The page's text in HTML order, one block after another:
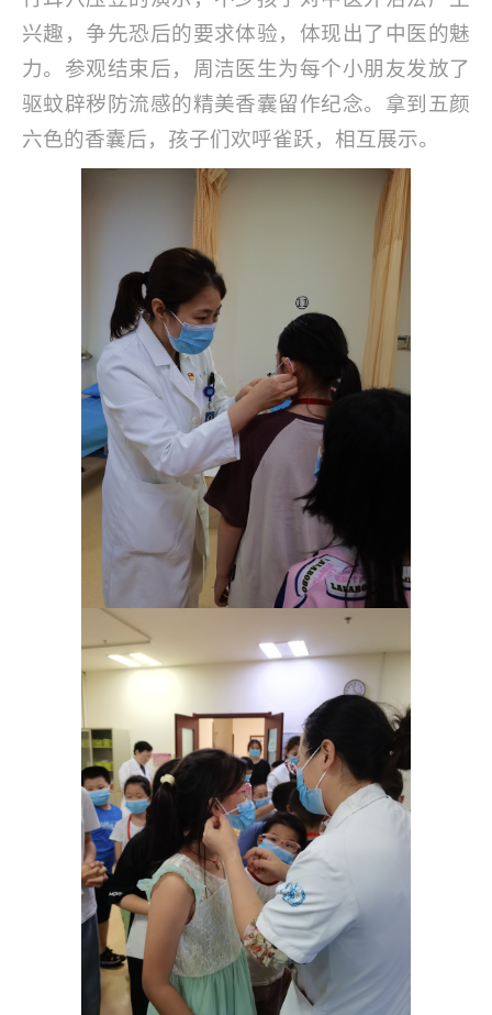
兴趣，争先恐后的要求体验，体现出了中医的魅
力。参观结束后，周洁医生为每个小朋友发放了
驱蚊辟秽防流感的精美香囊留作纪念。拿到五颜
六色的香囊后，孩子们欢呼雀跃，相互展示。